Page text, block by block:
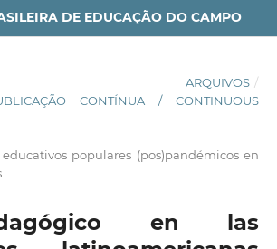
DE EDUCAÇÃO DO CAMPO
ARQUIVOS /
CONTÍNUA / CONTINUOUS
populares (pos)pandémicos en
en las